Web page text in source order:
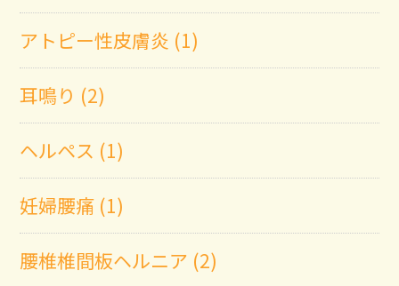
アトピー性皮膚炎 (1)
耳鳴り (2)
ヘルペス (1)
妊婦腰痛 (1)
腰椎椎間板ヘルニア (2)